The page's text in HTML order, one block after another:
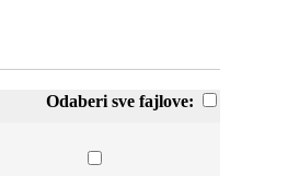
Odaberi sve fajlove: